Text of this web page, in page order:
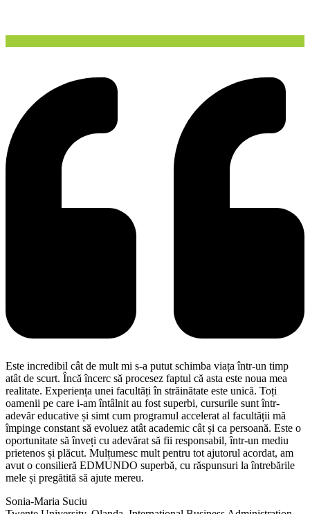
Este incredibil cât de mult mi s-a putut schimba viața într-un timp
atât de scurt. Încă încerc să procesez faptul că asta este noua mea
realitate. Experiența unei facultăți în străinătate este unică. Toți
oamenii pe care i-am întâlnit au fost superbi, cursurile sunt într-
adevăr educative și simt cum programul accelerat al facultății mă
împinge constant să evoluez atât academic cât și ca persoană. Este o
oportunitate să înveți cu adevărat să fii responsabil, într-un mediu
prietenos și plăcut. Mulțumesc mult pentru tot ajutorul acordat, am
avut o consilieră EDMUNDO superbă, cu răspunsuri la întrebările
mele și pregătită să ajute mereu.
Sonia-Maria Suciu